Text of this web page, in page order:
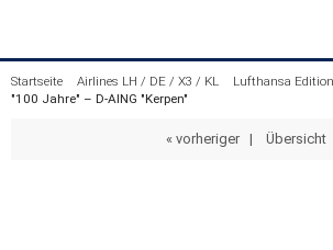
Startseite Airlines LH / DE / X3 / KL Lufthansa Edition
"100 Jahre" – D-AING "Kerpen"
« vorheriger | Übersicht